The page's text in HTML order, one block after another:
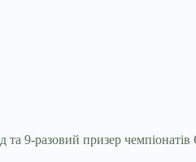
9-разовий призер чемпіонатів